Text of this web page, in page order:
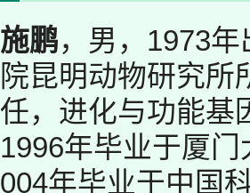
施鹏，男， 1973年
院昆明动物研究所
任，进化与功能基
1996年毕业于厦
004年毕业于中国